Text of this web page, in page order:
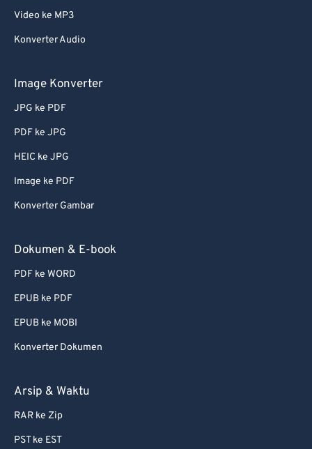
Video ke MP3
Konverter Audio
Image Konverter
JPG ke PDF
PDF ke JPG
HEIC ke JPG
Image ke PDF
Konverter Gambar
Dokumen & E-book
PDF ke WORD
EPUB ke PDF
EPUB ke MOBI
Konverter Dokumen
Arsip & Waktu
RAR ke Zip
PST ke EST